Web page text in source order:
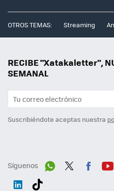
OTROS TEMAS: Streaming
RECIBE "Xatakaletter",
SEMANAL
Suscribiéndote aceptas nuestra
Síguenos